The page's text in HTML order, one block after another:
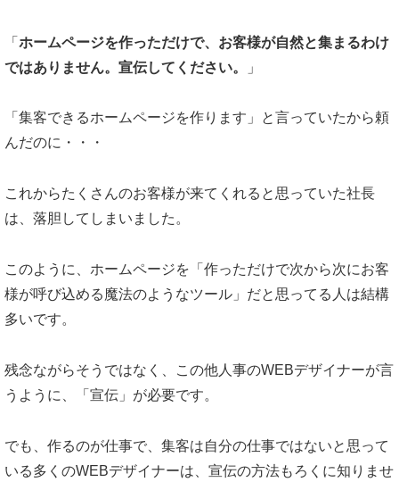
「 ホームページを作っただけで、お客様が自然と集まるわけ
ではありません。宣伝してください。
」
「集客できるホームページを作ります」と言っていたから頼
んだのに・・・
これからたくさんのお客様が来てくれると思っていた社長
は、落胆してしまいました。
このように、ホームページを「作っただけで次から次にお客
様が呼び込める魔法のようなツール」だと思ってる人は結構
多いです。
残念ながらそうではなく、この他人事のWEBデザイナーが言
うように、「宣伝」が必要です。
でも、作るのが仕事で、集客は自分の仕事ではないと思って
いる多くのWEBデザイナーは、宣伝の方法もろくに知りませ